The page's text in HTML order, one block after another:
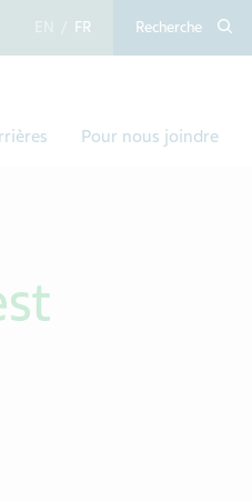
anglais françaisRecherche
Pour nous joindre